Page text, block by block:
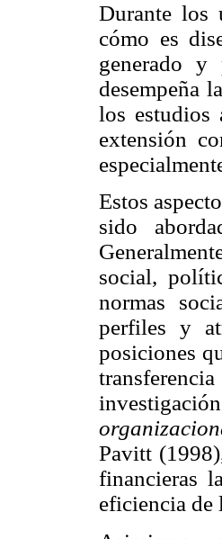
Durante los
cómo es
generado y
desempeña
los estudios
extensión
Estos
sido
social,
normas
perfiles y
posiciones
Pavitt
financieras
eficiencia de